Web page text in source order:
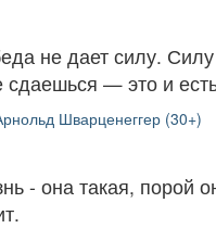
не дает силу.
сдаешься — это и
Шварценеггер (30+)
- она такая, порой